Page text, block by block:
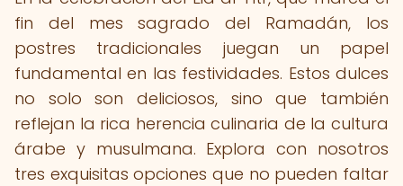
fin del mes sagrado del Ramadán, los
postres tradicionales juegan un papel
fundamental en las festividades. Estos dulces
no solo son deliciosos, sino que también
reflejan la rica herencia culinaria de la cultura
árabe y musulmana. Explora con nosotros
tres exquisitas opciones que no pueden faltar